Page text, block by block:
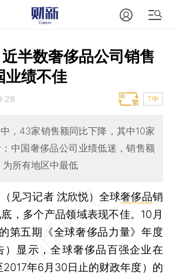
半数奢侈品公司销售
业绩不佳
T中
，43家销售额同比下降，其中10家
中国奢侈品公司业绩低迷，销售额
所有地区中最低
（见习记者 沈欣悦）全球奢侈品销
，多个产品领域表现不佳。10月
第五期《全球奢侈品力量》年度
）显示，全球奢侈品百强企业在
年6月30日止的财政年度）的